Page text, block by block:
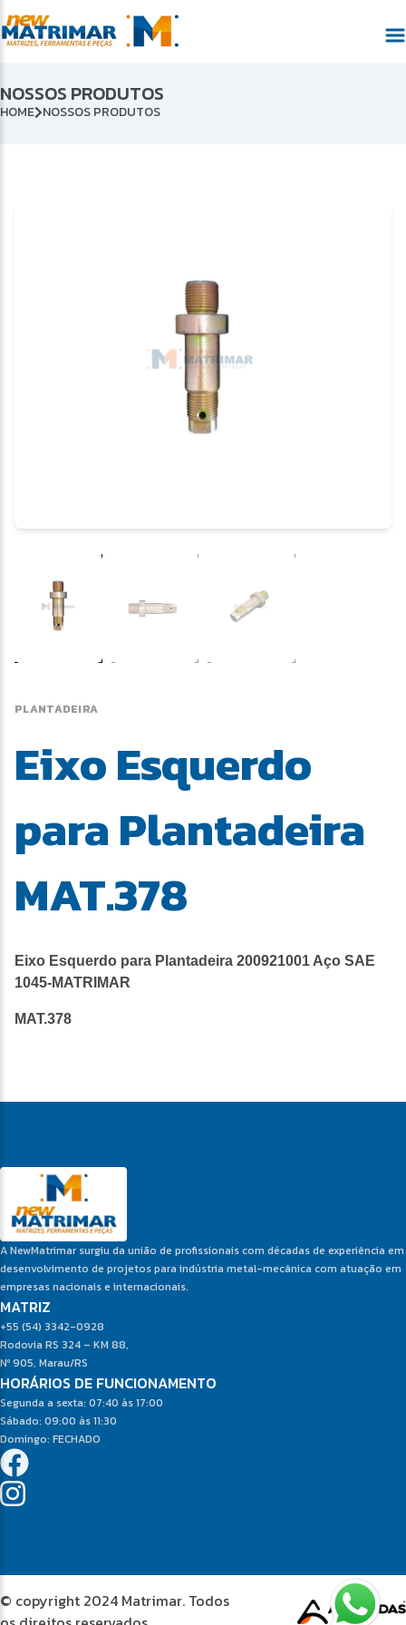
NOSSOS PRODUTOS
HOME NOSSOS PRODUTOS
PLANTADEIRA
Eixo Esquerdo
para Plantadeira
MAT.378
Eixo Esquerdo para Plantadeira 200921001 Aço SAE
1045-MATRIMAR
MAT.378
A NewMatrimar surgiu da união de profissionais com décadas de experiência em
desenvolvimento de projetos para indústria metal-mecânica com atuação em
empresas nacionais e internacionais.
MATRIZ
+55 (54) 3342-0928
Rodovia RS 324 – KM 88,
Nº 905, Marau/RS
HORÁRIOS DE FUNCIONAMENTO
Segunda a sexta: 07:40 às 17:00
Sábado: 09:00 às 11:30
Domingo: FECHADO
© copyright 2024 Matrimar. Todos